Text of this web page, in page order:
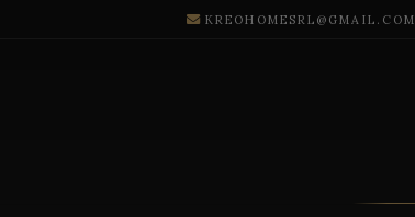
KREOHOMESRL@GMAIL.COM